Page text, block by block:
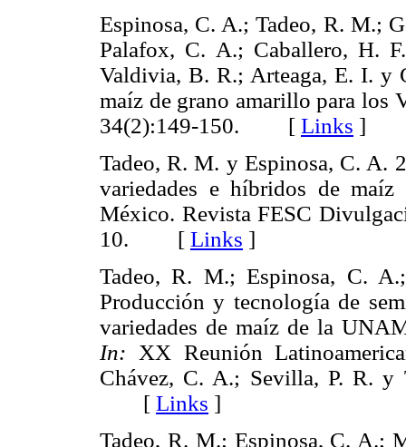
Espinosa, C. A.; Tadeo, R. M.;
Palafox, C. A.; Caballero, H.
Valdivia, B. R.; Arteaga, E. I. y
maíz de grano amarillo para los
34(2):149-150. [ Links ]
Tadeo, R. M. y Espinosa, C. A.
variedades e híbridos de
México. Revista FESC
10. [ Links ]
Tadeo, R. M.; Espinosa, C.
Producción y tecnología de
variedades de maíz de la
In: XX Reunión
Chávez, C. A.; Sevilla, P. R.
[ Links ]
Tadeo, R. M.; Espinosa, C. A.;